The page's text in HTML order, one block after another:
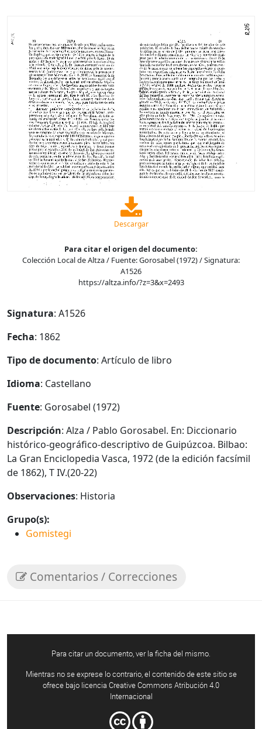
Descargar
Para citar el origen del documento:
Colección Local de Altza / Fuente: Gorosabel (1972) / Signatura:
A1526
https://altza.info/?z=3&x=2493
Signatura: A1526
Fecha: 1862
Tipo de documento: Artículo de libro
Idioma: Castellano
Fuente: Gorosabel (1972)
Descripción: Alza / Pablo Gorosabel. En: Diccionario
histórico-geográfico-descriptivo de Guipúzcoa. Bilbao:
La Gran Enciclopedia Vasca, 1972 (de la edición facsímil
de 1862), T IV.(20-22)
Observaciones: Historia
Grupo(s):
Gomistegi
Comentarios / Correcciones
Para citar un documento, ver la ficha del mismo.
Mientras no se exprese lo contrario, el contenido de este sitio se
ofrece bajo licencia Creative Commons Atribución 4.0
Internacional